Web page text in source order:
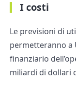
I costi
Le previsioni di
permetteranno a
finanziario
miliardi di dollari